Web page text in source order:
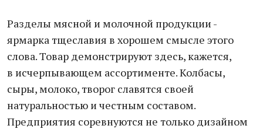
Разделы мясной и молочной продукции -
ярмарка тщеславия в хорошем смысле этого
слова. Товар демонстрируют здесь, кажется,
в исчерпывающем ассортименте. Колбасы,
сыры, молоко, творог славятся своей
натуральностью и честным составом.
Предприятия соревнуются не только дизайном